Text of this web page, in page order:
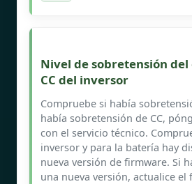
Nivel de sobretensión
CC del inversor
Compruebe si había
había sobretensión de CC,
con el servicio técnico.
inversor y para la batería hay
nueva versión de firmware. Si
una nueva versión, actualice el